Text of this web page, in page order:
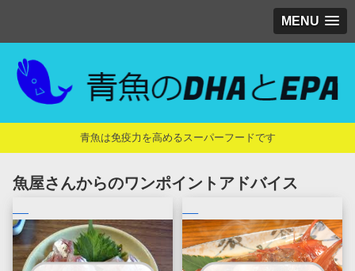
MENU
青魚は免疫力を高めるスーパーフードです
魚屋さんからのワンポイントアドバイス